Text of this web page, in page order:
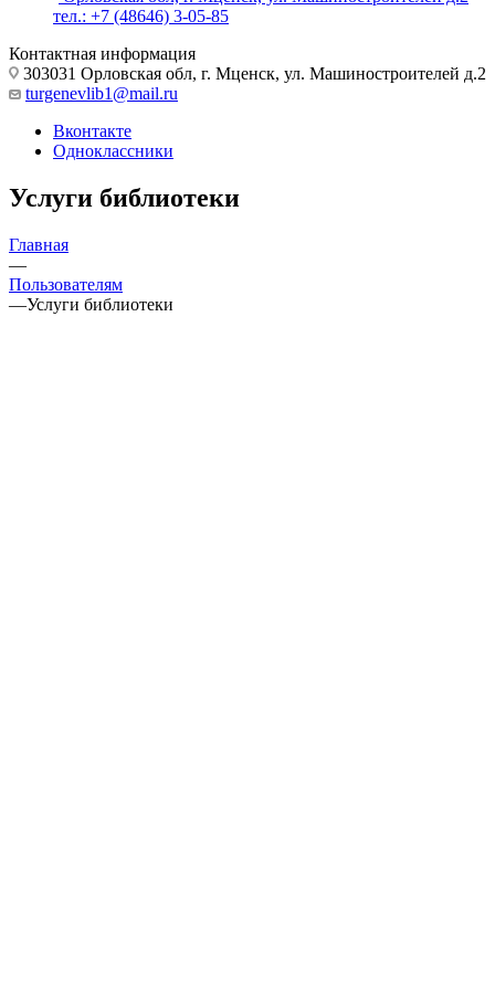
тел.: +7 (48646) 3-05-85
Контактная информация
303031 Орловская обл, г. Мценск, ул. Машиностроителей д.2
turgenevlib1@mail.ru
Вконтакте
Одноклассники
Услуги библиотеки
Главная
—
Пользователям
—Услуги библиотеки